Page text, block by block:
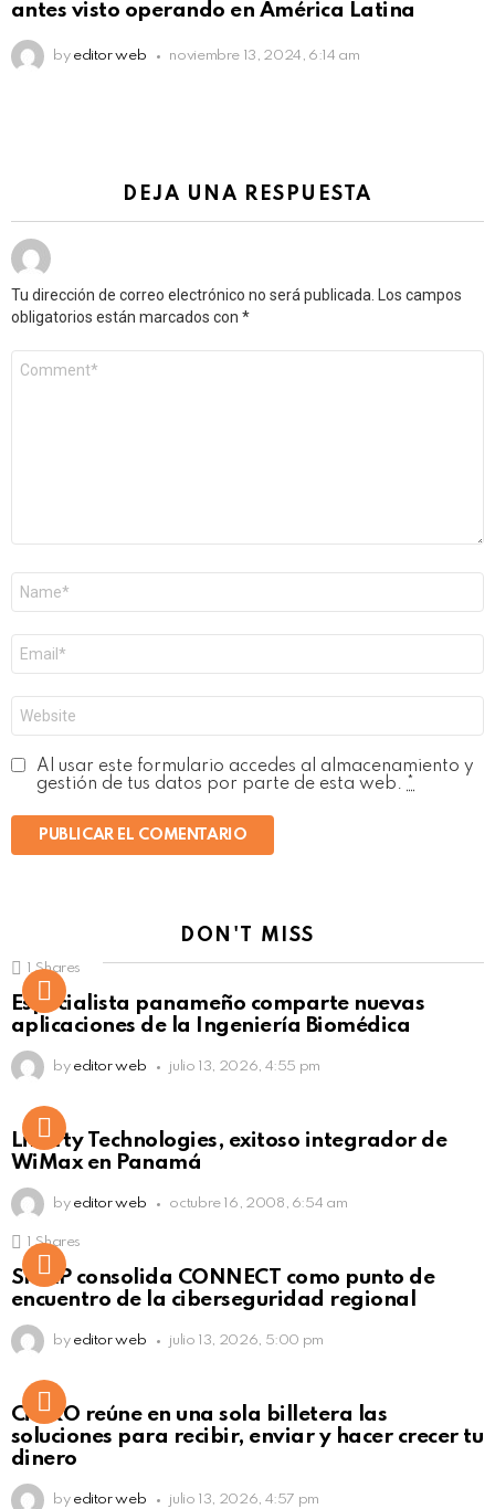
antes visto operando en América Latina
by editor web noviembre 13, 2024, 6:14 am
DEJA UNA RESPUESTA
Tu dirección de correo electrónico no será publicada.
Los campos
obligatorios están marcados con *
electrónico
*
Al usar este formulario accedes al almacenamiento y
gestión de tus datos por parte de esta web.
DON'T MISS
Click to view this post
Shares
Especialista panameño comparte nuevas
aplicaciones de la Ingeniería Biomédica
by editor web julio 13, 2026, 4:55 pm
Liberty Technologies, exitoso integrador de
WiMax en Panamá
by editor web octubre 16, 2008, 6:54 am
Click to view this post
Shares
SISAP consolida CONNECT como punto de
encuentro de la ciberseguridad regional
by editor web julio 13, 2026, 5:00 pm
Not Safe For Work
Click to view this post
CiNKO reúne en una sola billetera las
soluciones para recibir, enviar y hacer crecer tu
dinero
by editor web julio 13, 2026, 4:57 pm